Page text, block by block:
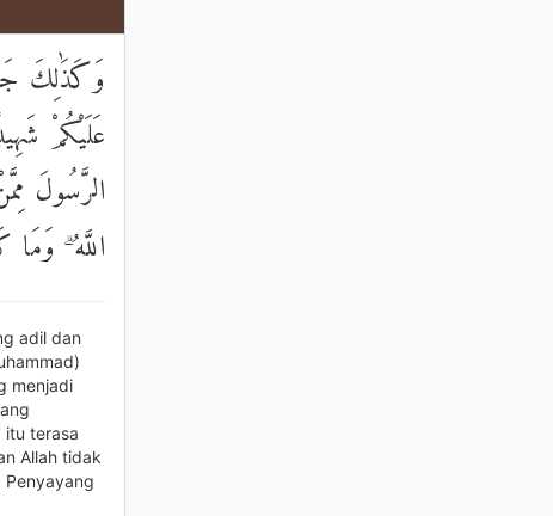
وَكَذَٰلِكَ
عَلَيْكُمْ
الرَّسُولَ
اللَّهُ
adil dan
menjadi
itu terasa
Allah tidak
Penyayang